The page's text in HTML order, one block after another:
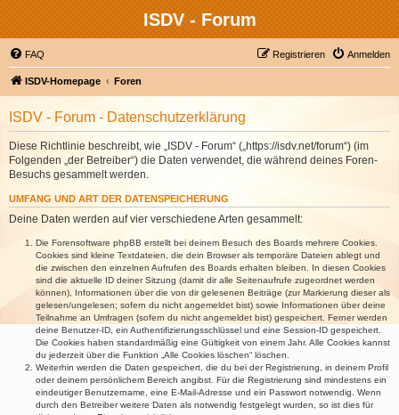
ISDV - Forum
FAQ Anmelden
Registrieren
ISDV-Homepage Foren
ISDV - Forum - Datenschutzerklärung
Diese Richtlinie beschreibt, wie „ISDV - Forum“ („https://isdv.net/forum“) (im
Folgenden „der Betreiber“) die Daten verwendet, die während deines Foren-
Besuchs gesammelt werden.
UMFANG UND ART DER DATENSPEICHERUNG
Deine Daten werden auf vier verschiedene Arten gesammelt:
Die Forensoftware phpBB erstellt bei deinem Besuch des Boards mehrere Cookies.
Cookies sind kleine Textdateien, die dein Browser als temporäre Dateien ablegt und
die zwischen den einzelnen Aufrufen des Boards erhalten bleiben. In diesen Cookies
sind die aktuelle ID deiner Sitzung (damit dir alle Seitenaufrufe zugeordnet werden
können), Informationen über die von dir gelesenen Beiträge (zur Markierung dieser als
gelesen/ungelesen; sofern du nicht angemeldet bist) sowie Informationen über deine
Teilnahme an Umfragen (sofern du nicht angemeldet bist) gespeichert. Ferner werden
deine Benutzer-ID, ein Authentifizierungsschlüssel und eine Session-ID gespeichert.
Die Cookies haben standardmäßig eine Gültigkeit von einem Jahr. Alle Cookies kannst
du jederzeit über die Funktion „Alle Cookies löschen“ löschen.
Weiterhin werden die Daten gespeichert, die du bei der Registrierung, in deinem Profil
oder deinem persönlichem Bereich angibst. Für die Registrierung sind mindestens ein
eindeutiger Benutzername, eine E-Mail-Adresse und ein Passwort notwendig. Wenn
durch den Betreiber weitere Daten als notwendig festgelegt wurden, so ist dies für